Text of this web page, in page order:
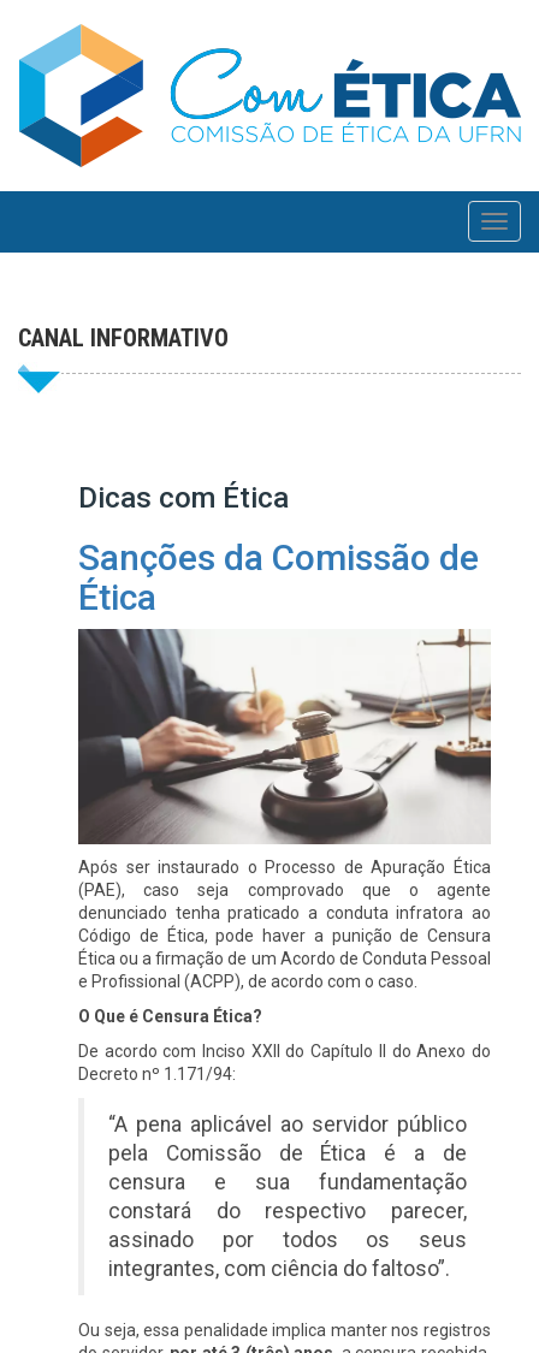
CANAL INFORMATIVO
Dicas com Ética
Sanções da Comissão de
Ética
Após ser instaurado o Processo de Apuração Ética
(PAE), caso seja comprovado que o agente
denunciado tenha praticado a conduta infratora ao
Código de Ética, pode haver a punição de Censura
Ética ou a firmação de um Acordo de Conduta Pessoal
e Profissional (ACPP), de acordo com o caso.
O Que é Censura Ética?
De acordo com Inciso XXII do Capítulo II do Anexo do
Decreto nº 1.171/94:
“A pena aplicável ao servidor público
pela Comissão de Ética é a de
censura e sua fundamentação
constará do respectivo parecer,
assinado por todos os seus
integrantes, com ciência do faltoso”.
Ou seja, essa penalidade implica manter nos registros